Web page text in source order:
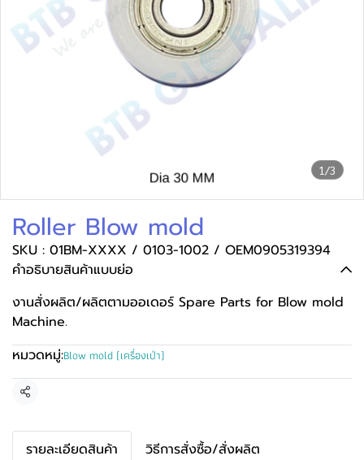
1/3
Roller Blow mold
SKU : 01BM-XXXX / 0103-1002 / OEM0905319394
คำอธิบายสินค้าแบบย่อ
งานสั่งผลิต/ผลิตตามออเดอร์ Spare Parts for Blow mold
Machine.
หมวดหมู่:Blow mold (เครื่องเป่า)
แชร์
รายละเอียดสินค้า วิธีการสั่งซื้อ/สั่งผลิต